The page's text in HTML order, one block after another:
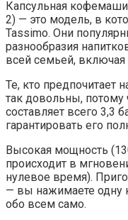
Капсульная
2) — это модель, в
Tassimo. Они
разнообразия
всей семьей, включая
Те, кто предпочитает
так довольны, потому
составляет всего 3,3
гарантировать его
Высокая мощность
происходит в
нулевое время).
— вы нажимаете одну
обо всем само.